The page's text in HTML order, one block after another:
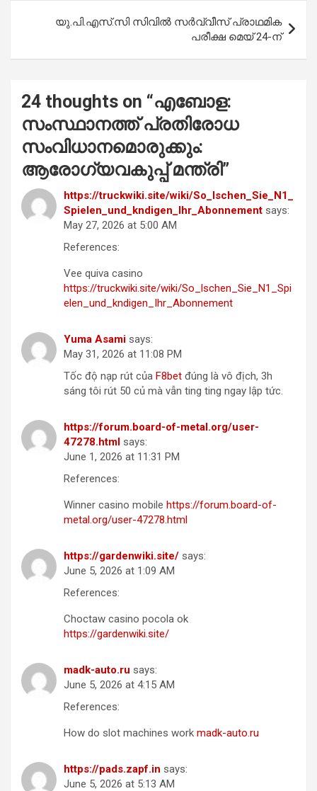
യു.പി.എസ്.സി സിവിൽ സർവ്വീസ് പ്രാഥമിക
പരീക്ഷ മെയ് 24-ന്
24 thoughts on “എബോള:
സംസ്ഥാനത്ത് പ്രതിരോധ
സംവിധാനമൊരുക്കും:
ആരോഗ്യവകുപ്പ് മന്ത്രി”
https://truckwiki.site/wiki/So_lschen_Sie_N1_
Spielen_und_kndigen_Ihr_Abonnement says:
May 27, 2026 at 5:00 AM
References:
Vee quiva casino
https://truckwiki.site/wiki/So_lschen_Sie_N1_Spi
elen_und_kndigen_Ihr_Abonnement
Yuma Asami says:
May 31, 2026 at 11:08 PM
Tốc độ nạp rút của F8bet đúng là vô địch, 3h
sáng tôi rút 50 củ mà vẫn ting ting ngay lập tức.
https://forum.board-of-metal.org/user-
47278.html says:
June 1, 2026 at 11:31 PM
References:
Winner casino mobile https://forum.board-of-
metal.org/user-47278.html
https://gardenwiki.site/ says:
June 5, 2026 at 1:09 AM
References:
Choctaw casino pocola ok
https://gardenwiki.site/
madk-auto.ru says:
June 5, 2026 at 4:15 AM
References:
How do slot machines work madk-auto.ru
https://pads.zapf.in says:
June 5, 2026 at 5:13 AM